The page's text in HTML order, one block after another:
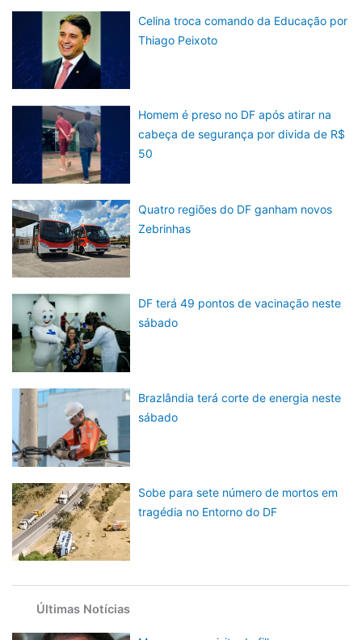
Celina troca comando da Educação por
Thiago Peixoto
Homem é preso no DF após atirar na
cabeça de segurança por divida de R$
50
Quatro regiões do DF ganham novos
Zebrinhas
DF terá 49 pontos de vacinação neste
sábado
Brazlândia terá corte de energia neste
sábado
Sobe para sete número de mortos em
tragédia no Entorno do DF
Últimas Notícias